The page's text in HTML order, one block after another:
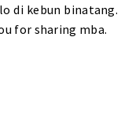
di kebun binatang.
for sharing mba.